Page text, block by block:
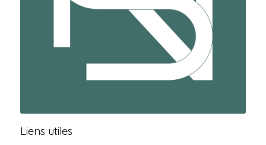
Liens utiles